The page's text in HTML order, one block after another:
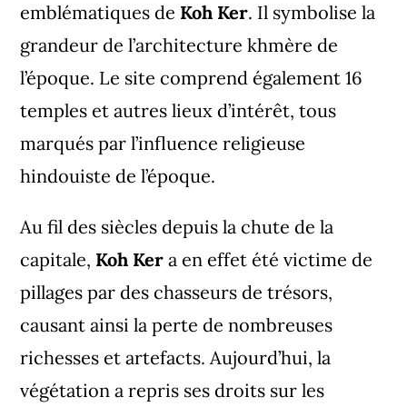
emblématiques de Koh Ker. Il symbolise la
grandeur de l’architecture khmère de
l’époque. Le site comprend également 16
temples et autres lieux d’intérêt, tous
marqués par l’influence religieuse
hindouiste de l’époque.
Au fil des siècles depuis la chute de la
capitale, Koh Ker a en effet été victime de
pillages par des chasseurs de trésors,
causant ainsi la perte de nombreuses
richesses et artefacts. Aujourd’hui, la
végétation a repris ses droits sur les